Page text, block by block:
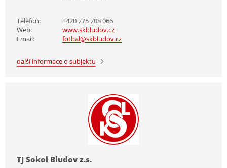
Telefon:
+420 775 708 066
Web:
www.skbludov.cz
Email:
fotbal@skbludov.cz
další informace o subjektu
TJ Sokol Bludov z.s.